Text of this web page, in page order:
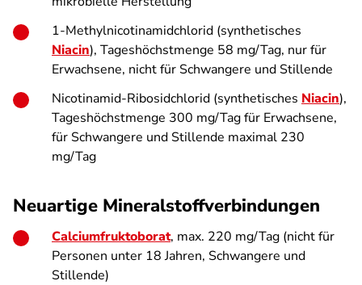
1-Methylnicotinamidchlorid (synthetisches
Niacin), Tageshöchstmenge 58 mg/Tag, nur für
Erwachsene, nicht für Schwangere und Stillende
Nicotinamid-Ribosidchlorid (synthetisches Niacin),
Tageshöchstmenge 300 mg/Tag für Erwachsene,
für Schwangere und Stillende maximal 230
mg/Tag
Neuartige Mineralstoffverbindungen
Calciumfruktoborat, max. 220 mg/Tag (nicht für
Personen unter 18 Jahren, Schwangere und
Stillende)